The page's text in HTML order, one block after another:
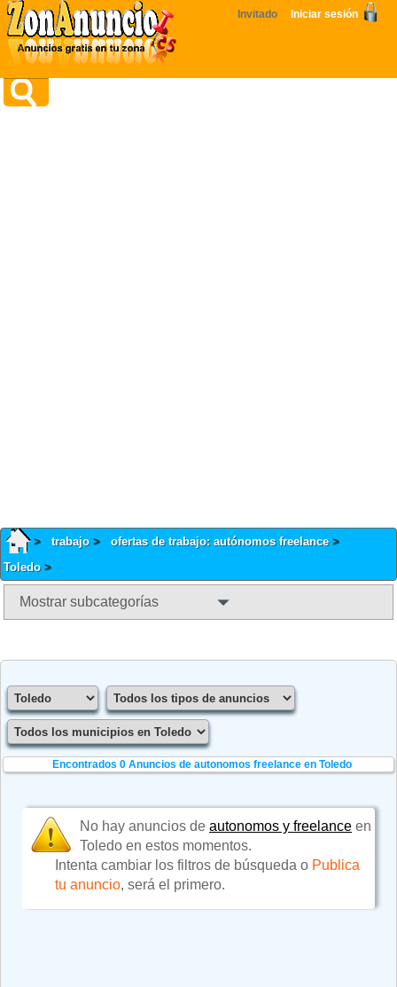
Invitado Iniciar sesión
trabajo
ofertas de trabajo: autónomos freelance
Toledo
Mostrar subcategorías
Encontrados 0Anuncios de autonomos freelance en Toledo
No hay anuncios deautonomos y freelance en
Toledo en estos momentos.
Intenta cambiar los filtros de búsqueda o Publica
tu anuncio, será el primero.